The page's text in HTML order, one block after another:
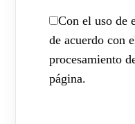
Con el uso de
de acuerdo con
procesamiento
página.